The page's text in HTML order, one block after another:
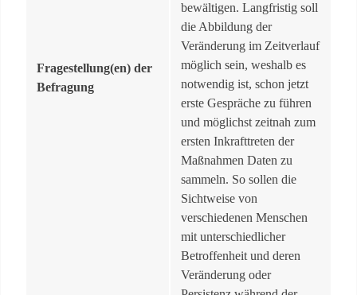
Fragestellung(en) der
Befragung
bewältigen. Langfristig soll
die Abbildung der
Veränderung im Zeitverlauf
möglich sein, weshalb es
notwendig ist, schon jetzt
erste Gespräche zu führen
und möglichst zeitnah zum
ersten Inkrafttreten der
Maßnahmen Daten zu
sammeln. So sollen die
Sichtweise von
verschiedenen Menschen
mit unterschiedlicher
Betroffenheit und deren
Veränderung oder